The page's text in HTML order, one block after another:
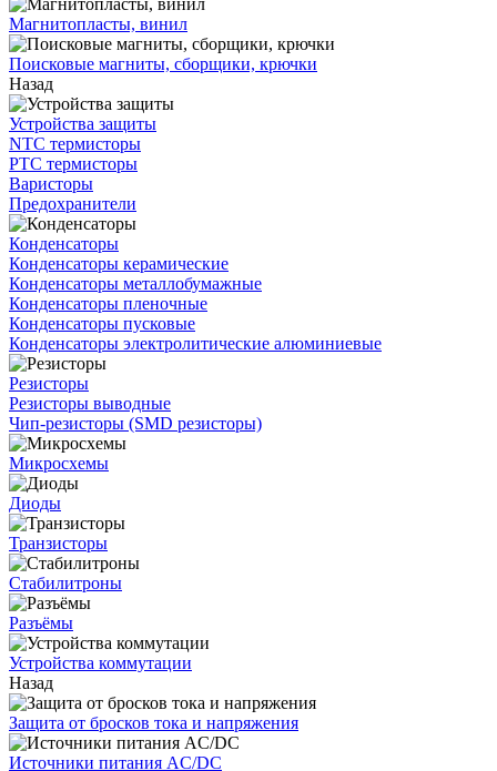
Магнитопласты, винил
Поисковые магниты, сборщики, крючки
Назад
Устройства защиты
NTC термисторы
PTC термисторы
Варисторы
Предохранители
Конденсаторы
Конденсаторы керамические
Конденсаторы металлобумажные
Конденсаторы пленочные
Конденсаторы пусковые
Конденсаторы электролитические алюминиевые
Резисторы
Резисторы выводные
Чип-резисторы (SMD резисторы)
Микросхемы
Диоды
Транзисторы
Стабилитроны
Разъёмы
Устройства коммутации
Назад
Защита от бросков тока и напряжения
Источники питания AC/DC